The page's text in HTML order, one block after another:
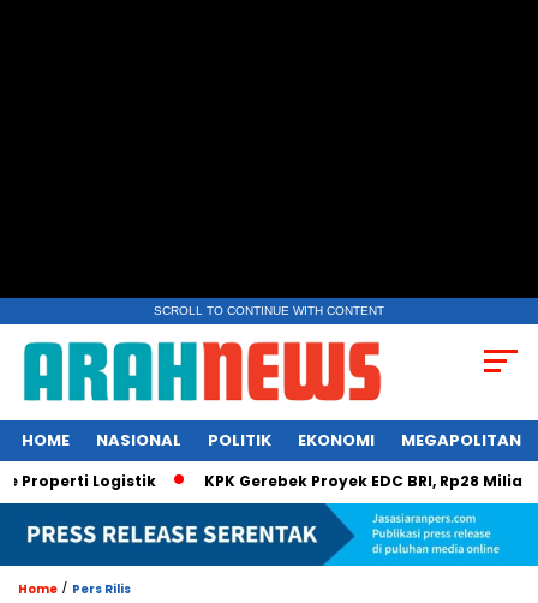
SCROLL TO CONTINUE WITH CONTENT
HOME NASIONAL POLITIK EKONOMI MEGAPOLITAN
Logistik KPK Gerebek Proyek EDC BRI, Rp28 Miliar
Home / Pers Rilis